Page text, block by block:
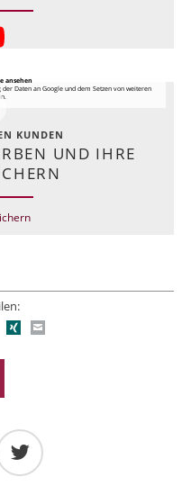
ansehen
Daten an Google und dem Setzen von weiteren
KUNDEN
UND IHRE
LinkedIn
Xing